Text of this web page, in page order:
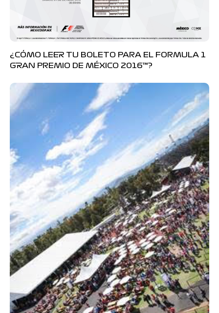
¿CÓMO LEER TU BOLETO PARA EL FORMULA 1
GRAN PREMIO DE MÉXICO 2016™?